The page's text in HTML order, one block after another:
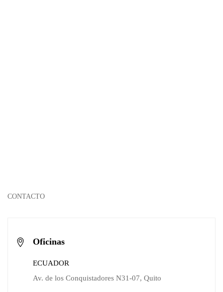
CONTACTO
Oficinas
ECUADOR
Av. de los Conquistadores N31-07, Quito